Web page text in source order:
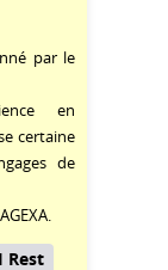
par le
en
certaine
de
Rest